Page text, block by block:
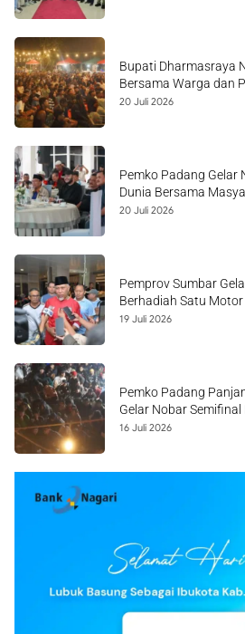
Bupati Dharmasraya
Bersama Warga dan
20 Juli 2026
Pemko Padang Gelar
Dunia Bersama
20 Juli 2026
Pemprov Sumbar
Berhadiah Satu Motor
19 Juli 2026
Pemko Padang
Gelar Nobar Semifinal
16 Juli 2026